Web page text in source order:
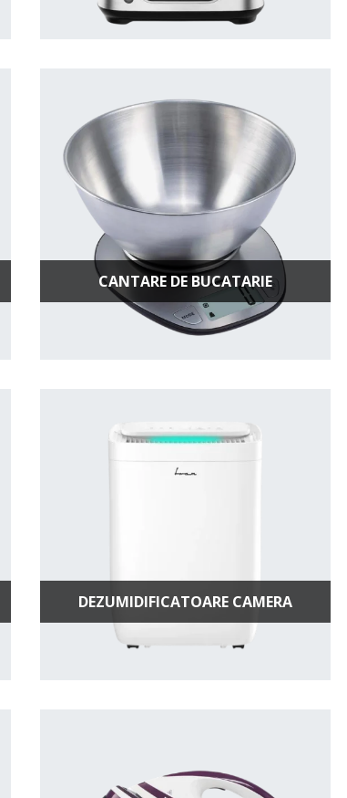
CANTARE DE BUCATARIE
DEZUMIDIFICATOARE CAMERA